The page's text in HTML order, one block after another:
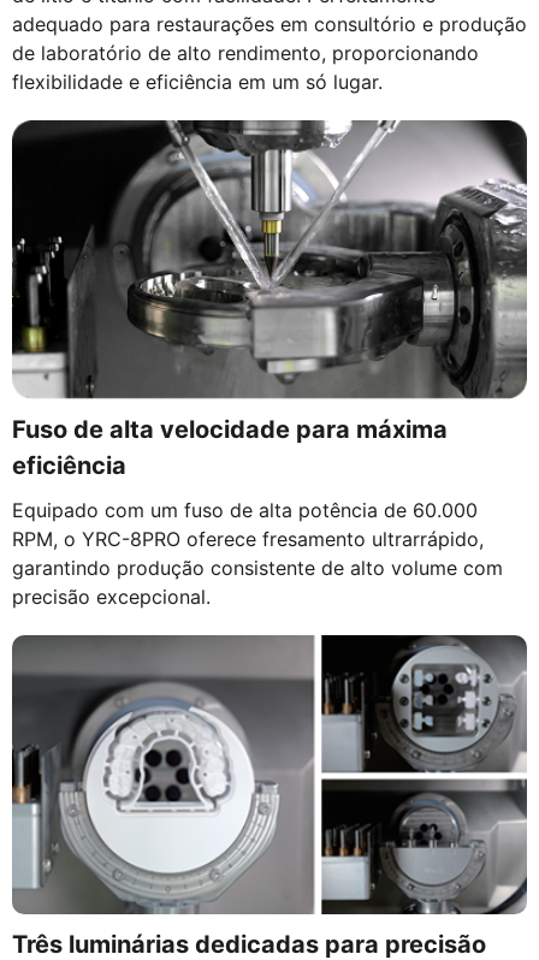
adequado para restaurações em consultório e produção
de laboratório de alto rendimento, proporcionando
flexibilidade e eficiência em um só lugar.
Fuso de alta velocidade para máxima
eficiência
Equipado com um fuso de alta potência de 60.000
RPM, o YRC-8PRO oferece fresamento ultrarrápido,
garantindo produção consistente de alto volume com
precisão excepcional.
Três luminárias dedicadas para precisão